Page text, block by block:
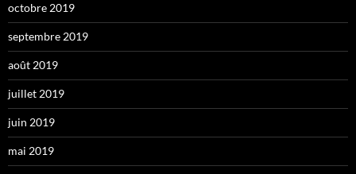
octobre 2019
septembre 2019
août 2019
juillet 2019
juin 2019
mai 2019